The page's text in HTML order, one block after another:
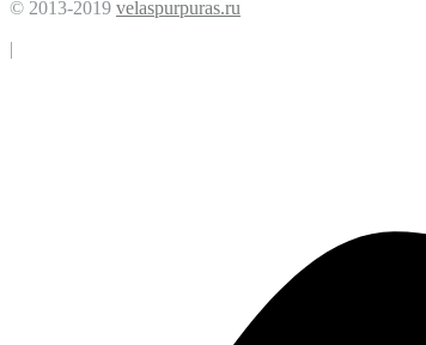
© 2013-2019 velaspurpuras.ru
|